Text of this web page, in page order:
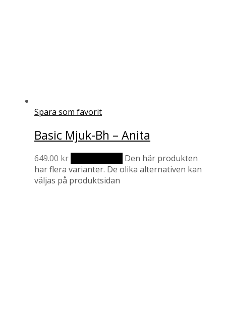
Spara som favorit
Basic Mjuk-Bh – Anita
649.00 kr
Den här produkten
har flera varianter. De olika alternativen kan
väljas på produktsidan